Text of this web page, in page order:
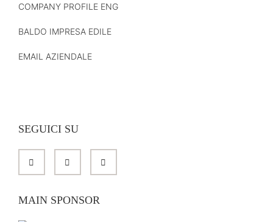
COMPANY PROFILE ENG
BALDO IMPRESA EDILE
EMAIL AZIENDALE
SEGUICI SU
MAIN SPONSOR